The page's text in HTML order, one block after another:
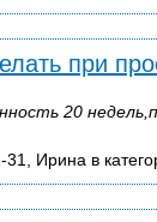
при
20
31, Ирина в